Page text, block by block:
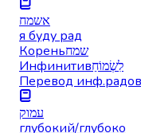
אשמח
я буду рад
Кореньשמח
Инфинитивלִשְׂמוֹחַ
Перевод инф.
עמוק
глубокий/глубоко